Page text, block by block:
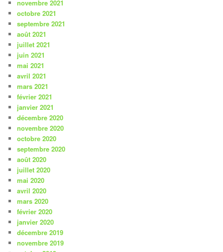
novembre 2021
octobre 2021
septembre 2021
août 2021
juillet 2021
juin 2021
mai 2021
avril 2021
mars 2021
février 2021
janvier 2021
décembre 2020
novembre 2020
octobre 2020
septembre 2020
août 2020
juillet 2020
mai 2020
avril 2020
mars 2020
février 2020
janvier 2020
décembre 2019
novembre 2019